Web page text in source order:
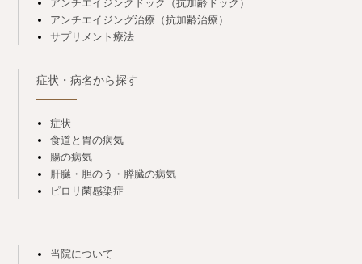
アンチエイジングドック（抗加齢ドック）
アンチエイジング治療（抗加齢治療）
サプリメント療法
症状・病名から探す
症状
食道と胃の病気
腸の病気
肝臓・胆のう・膵臓の病気
ピロリ菌感染症
当院について